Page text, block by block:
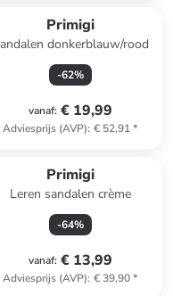
Primigi
donkerblauw/rood
-62%
vanaf: € 19,99
Adviesprijs (AVP): € 52,91*
Primigi
Leren sandalen crème
-64%
vanaf: € 13,99
Adviesprijs (AVP): € 39,90*